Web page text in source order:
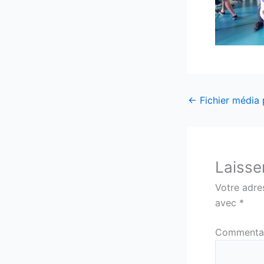
← Fichier média
Votre
avec *